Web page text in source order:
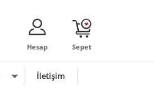
Sepet
Hesap
İletişim